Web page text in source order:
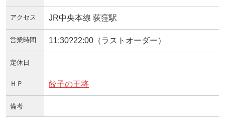
アクセス JR中央本線 荻窪駅
営業時間 11:30?22:00（ラストオーダー）
定休日
ＨＰ 餃子の王将
備考